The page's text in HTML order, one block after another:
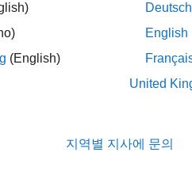
(English)
Deutsch
English
United
지역별 지사에 문의